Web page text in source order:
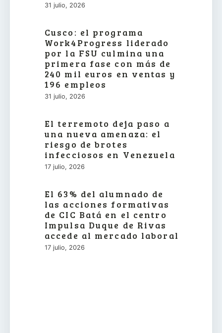
31 julio, 2026
Cusco: el programa
Work4Progress liderado
por la FSU culmina una
primera fase con más de
240 mil euros en ventas y
196 empleos
31 julio, 2026
El terremoto deja paso a
una nueva amenaza: el
riesgo de brotes
infecciosos en Venezuela
17 julio, 2026
El 63% del alumnado de
las acciones formativas
de CIC Batá en el centro
Impulsa Duque de Rivas
accede al mercado laboral
17 julio, 2026